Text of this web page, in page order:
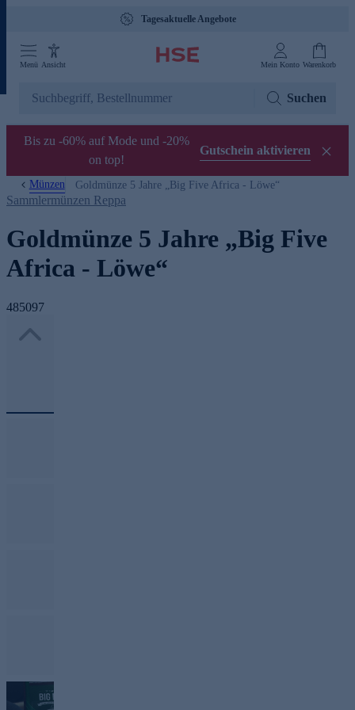
Tagesaktuelle Angebote
Menü Ansicht Mein Konto Warenkorb
Suchen
Bis zu -60% auf Mode und -20%
on top!
Gutschein aktivieren
Münzen Goldmünze 5 Jahre „Big Five Africa - Löwe“
Sammlermünzen Reppa
Goldmünze 5 Jahre „Big Five
Africa - Löwe“
485097